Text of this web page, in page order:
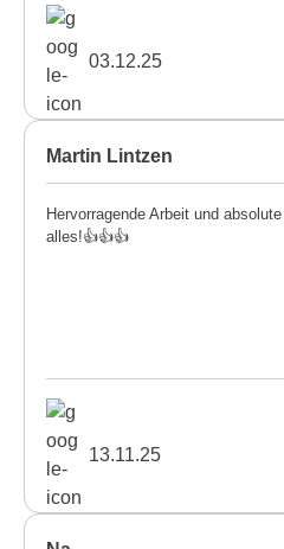
03.12.25
Martin Lintzen
Hervorragende Arbeit und
alles!👍👍👍
13.11.25